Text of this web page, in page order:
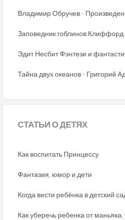
Владимир Обручев -
Заповедник гоблинов
Эдит Несбит Фэнтези и
Тайна двух океанов - Григорий
СТАТЬИО ДЕТЯХ
Как воспитать Принцессу
Фантазия, юмор и дети
Когда вести ребёнка в детский
Как уберечь ребенка от